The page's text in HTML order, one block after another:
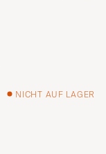
NICHT AUF LAGER